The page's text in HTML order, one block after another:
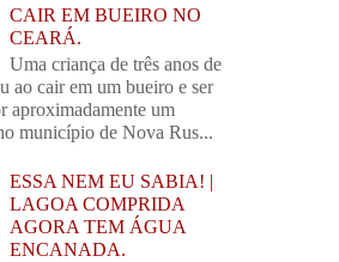
CAIR EM BUEIRO NO
CEARÁ.
Uma criança de três anos de
ao cair em um bueiro e ser
aproximadamente um
município de Nova Rus...
ESSA NEM EU SABIA! |
LAGOA COMPRIDA
AGORA TEM ÁGUA
ENCANADA.